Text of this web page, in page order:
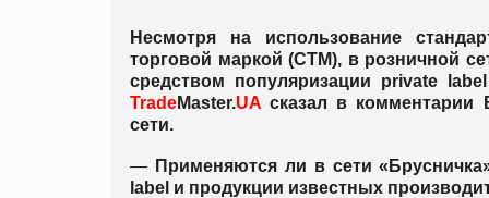
Несмотря на использование
торговой маркой (СТМ), в розничной
средством популяризации private
TradeMaster.UA сказал в комментарии
сети.
— Применяются ли в сети
abel и продукции известных